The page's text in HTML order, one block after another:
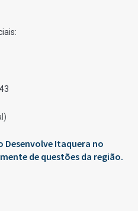
Desenvolve Itaquera no
de questões da região.